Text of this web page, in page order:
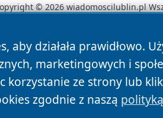
aby działała prawidłowo.
marketingowych i
ze strony lub
zgodnie z naszą
© 2026 wiadomoscilublin.pl
Autorzy Polityka